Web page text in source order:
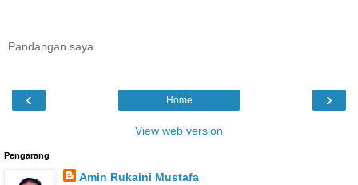
Pandangan saya
‹ ›
Home
View web version
Pengarang
Amin Rukaini Mustafa